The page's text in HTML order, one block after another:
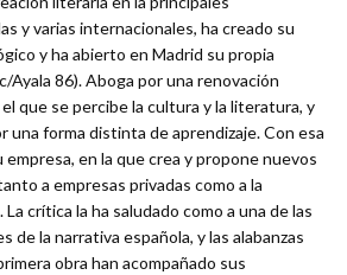
y varias internacionales, ha creado su
y ha abierto en Madrid su propia
Ayala 86). Aboga por una renovación
que se percibe la cultura y la literatura, y
una forma distinta de aprendizaje. Con esa
en la que crea y propone nuevos
a empresas privadas como a la
crítica la ha saludado como a una de las
de la narrativa española, y las alabanzas
obra han acompañado sus